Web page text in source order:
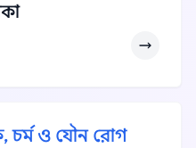
চর্ম ও যৌন রোগ